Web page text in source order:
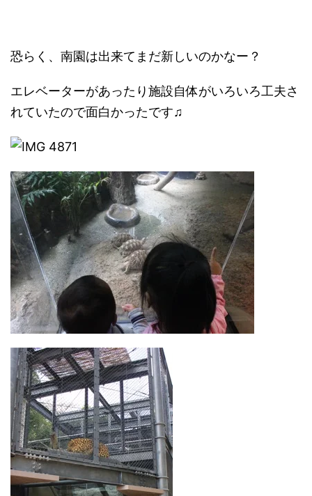
恐らく、南園は出来てまだ新しいのかなー？
エレベーターがあったり施設自体がいろいろ工夫さ
れていたので面白かったです♫